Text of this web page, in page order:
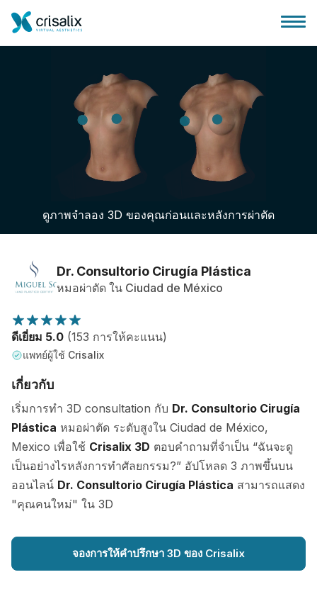
บ้านของหมอผ่าตัด
แพลตฟอร์มธุรกิจ 3D
แผน
ความคิดเห็นของคนไข้
ดูภาพจำลอง 3D ของคุณก่อนและหลังการผ่าตัด
Dr. Consultorio Cirugía Plástica
หมอผ่าตัด ใน Ciudad de México
ดีเยี่ยม 5.0 (153 การให้คะแนน)
แพทย์ผู้ใช้ Crisalix
เกี่ยวกับ
เริ่มการทำ 3D consultation กับ Dr. Consultorio Cirugía
Plástica หมอผ่าตัด ระดับสูงใน Ciudad de México,
Mexico เพื่อใช้ Crisalix 3D ตอบคำถามที่จำเป็น “ฉันจะดู
เป็นอย่างไรหลังการทำศัลยกรรม?” อัปโหลด 3 ภาพขึ้นบน
ออนไลน์ Dr. Consultorio Cirugía Plástica สามารถแสดง
"คุณคนใหม่" ใน 3D
จองการให้คำปรึกษา 3D ของ Crisalix